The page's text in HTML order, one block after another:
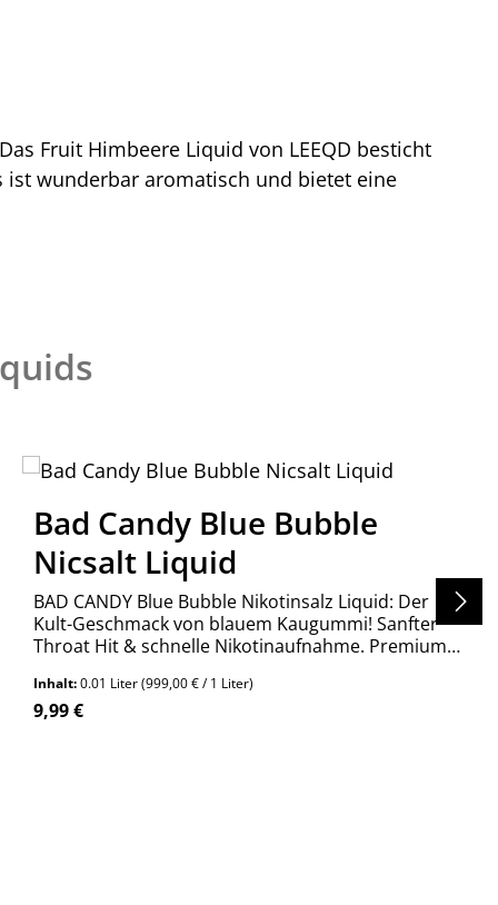
Fruit Himbeere Liquid von LEEQD besticht
wunderbar aromatisch und bietet eine
Bad Candy Blue Bubble
Nicsalt Liquid
BAD CANDY Blue Bubble Nikotinsalz Liquid: Der
Kult-Geschmack von blauem Kaugummi! Sanfter
Throat Hit & schnelle Nikotinaufnahme. Premium
Inhalt:0.01 Liter(999,00 € / 1 Liter)
Regulärer Preis:
9,99 €